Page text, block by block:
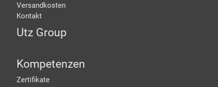
Versandkosten
Kontakt
Utz Group
Kompetenzen
Zertifikate